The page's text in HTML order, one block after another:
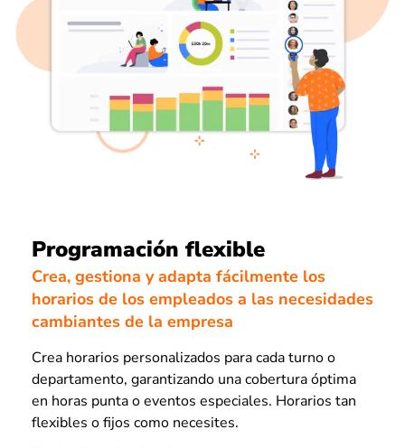
Programación flexible
Crea, gestiona y adapta fácilmente los
horarios de los empleados a las necesidades
cambiantes de la empresa
Crea horarios personalizados para cada turno o
departamento, garantizando una cobertura óptima
en horas punta o eventos especiales. Horarios tan
flexibles o fijos como necesites.